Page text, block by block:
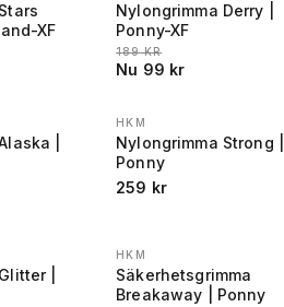
XF
Nylongrimma Derry |
Ponny-XF
LÄGSTA PRIS 30 DAGAR
189KR
Nu 99 kr
|
FÖRE REA:
HKM
Nylongrimma Strong |
Ponny
259 kr
|
HKM
Säkerhetsgrimma
Breakaway | Ponny